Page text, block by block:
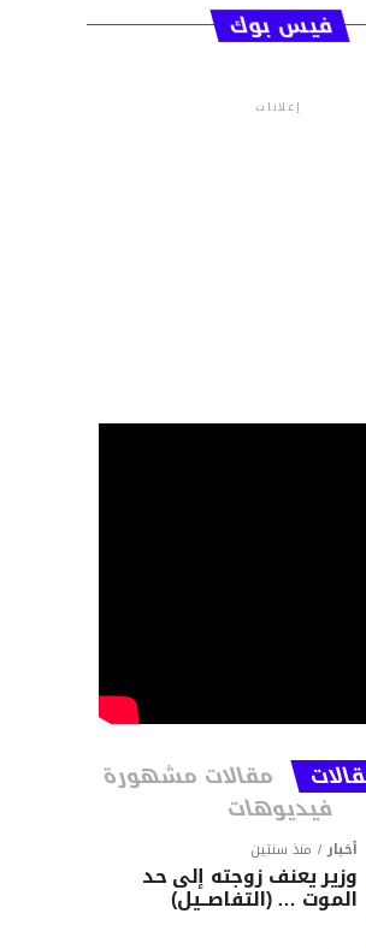
فيس بوك
إعلانات
مقالات مشهورة
فيديوهات
أخبار منذ سنتين
وزير يعنف زوجته إلى حد
الموت … (التفاصــيل)